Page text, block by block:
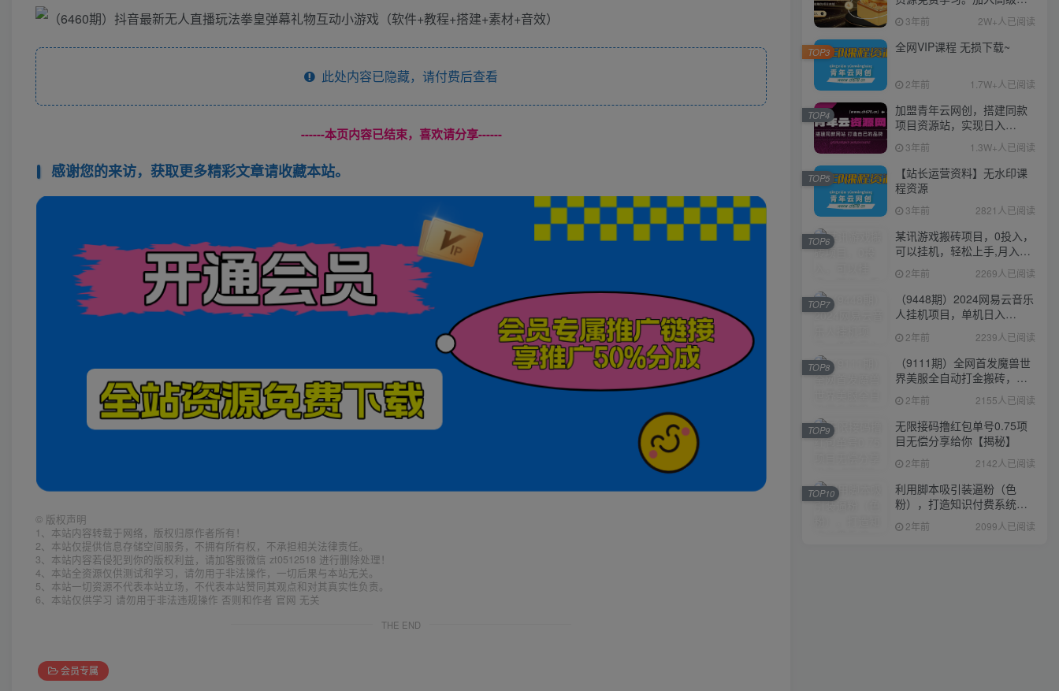
此处内容已隐藏，请付费后查看
------本页内容已结束，喜欢请分享------
感谢您的来访，获取更多精彩文章请收藏本站。
© 版权声明
1、本站内容转载于网络，版权归原作者所有！
2、本站仅提供信息存储空间服务，不拥有所有权，不承担相关法律责任。
3、本站内容若侵犯到你的版权利益，请加客服微信 zt0512518 进行删除处理！
4、本站全资源仅供测试和学习，请勿用于非法操作，一切后果与本站无关。
5、本站一切资源不代表本站立场，不代表本站赞同其观点和对其真实性负责。
6、本站仅供学习 请勿用于非法违规操作 否则和作者 官网 无关
THE END
会员专属
伙人，推广日入1000+
3年前 2W+人已阅读
全网VIP课程 无损下载~
2年前 1.7W+人已阅读
TOP3
加盟青年云网创，搭建同款
项目资源站，实现日入
2000+
3年前 1.3W+人已阅读
TOP4
【站长运营资料】无水印课
程资源
3年前 2821人已阅读
TOP5
某讯游戏搬砖项目，0投入，
可以挂机，轻松上手,月入
3000+上不封顶
2年前 2269人已阅读
TOP6
（9448期）2024网易云音乐
人挂机项目，单机日入
150+，无脑月入5000+
2年前 2239人已阅读
TOP7
（9111期）全网首发魔兽世
界美服全自动打金搬砖，日
入1000+，简单好操作，保
姆级教学
2年前 2155人已阅读
TOP8
无限接码撸红包单号0.75项
目无偿分享给你【揭秘】
2年前 2142人已阅读
TOP9
利用脚本吸引装逼粉（色
粉），打造知识付费系统，
附388元美女写真项目
2年前 2099人已阅读
TOP10